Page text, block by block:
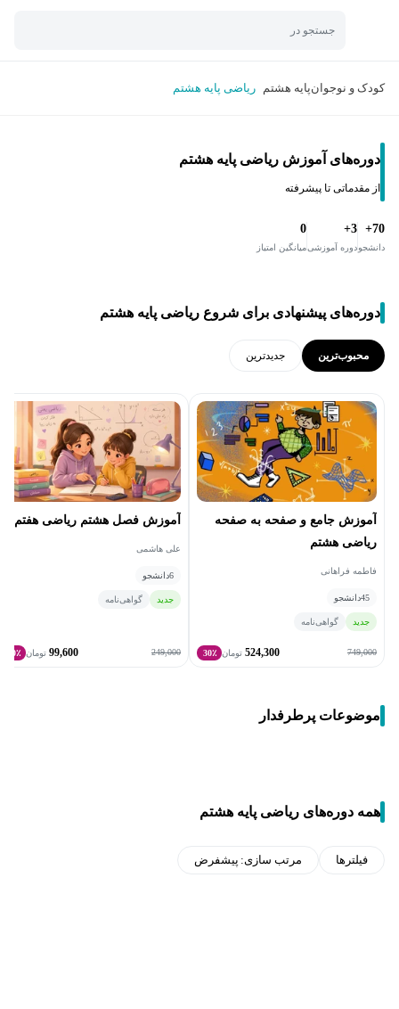
جستجو در
کودک و نوجوانپایه هشتم ریاضی پایه هشتم
دوره‌های آموزش ریاضی پایه هشتم
از مقدماتی تا پیشرفته
70+
دانشجو
3+
دوره آموزشی
0
میانگین امتیاز
دوره‌های پیشنهادی برای شروع ریاضی پایه هشتم
محبوب‌ترین جدید‌ترین
آموزش جامع و صفحه‌ به‌ صفحه
ریاضی هشتم
فاطمه فراهانی
45دانشجو
جدید گواهی‌نامه
749,000
524,300 تومان 30٪
آموزش فصل هشتم ریاضی هفتم
علی هاشمی
6دانشجو
جدید گواهی‌نامه
249,000
99,600 تومان 60٪
موضوعات پرطرفدار
همه دوره‌های ریاضی پایه هشتم
فیلترها مرتب سازی: پیشفرض